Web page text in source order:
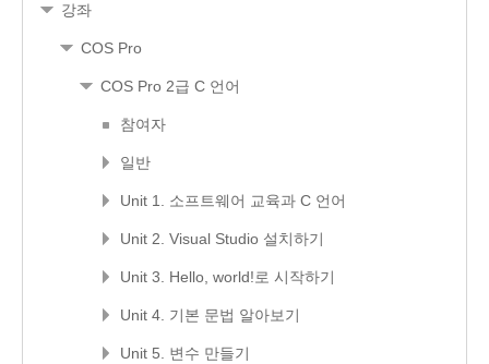
강좌
COS Pro
COS Pro 2급 C 언어
참여자
일반
Unit 1. 소프트웨어 교육과 C 언어
Unit 2. Visual Studio 설치하기
Unit 3. Hello, world!로 시작하기
Unit 4. 기본 문법 알아보기
Unit 5. 변수 만들기